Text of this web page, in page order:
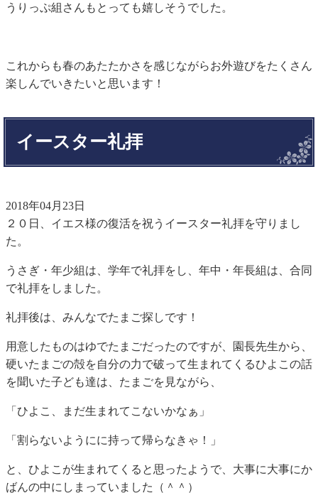
うりっぷ組さんもとっても嬉しそうでした。
これからも春のあたたかさを感じながらお外遊びをたくさん
楽しんでいきたいと思います！
イースター礼拝
2018年04月23日
２０日、イエス様の復活を祝うイースター礼拝を守りまし
た。
うさぎ・年少組は、学年で礼拝をし、年中・年長組は、合同
で礼拝をしました。
礼拝後は、みんなでたまご探しです！
用意したものはゆでたまごだったのですが、園長先生から、
硬いたまごの殻を自分の力で破って生まれてくるひよこの話
を聞いた子ども達は、たまごを見ながら、
「ひよこ、まだ生まれてこないかなぁ」
「割らないようにに持って帰らなきゃ！」
と、ひよこが生まれてくると思ったようで、大事に大事にか
ばんの中にしまっていました（＾＾）